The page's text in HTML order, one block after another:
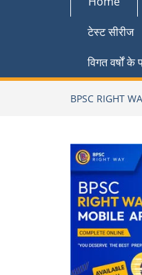
टेस्ट सीरीज
विगत वर्षों के
BPSC RIGHT